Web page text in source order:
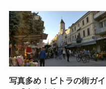
写真多め！ビトラの街ガイ